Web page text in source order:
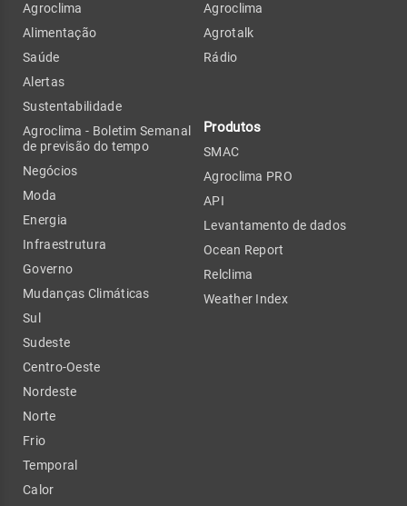
Agroclima
Alimentação
Saúde
Alertas
Sustentabilidade
Agroclima - Boletim Semanal
de previsão do tempo
Negócios
Moda
Energia
Infraestrutura
Governo
Mudanças Climáticas
Sul
Sudeste
Centro-Oeste
Nordeste
Norte
Frio
Temporal
Calor
Agroclima
Agrotalk
Rádio
Produtos
SMAC
Agroclima PRO
API
Levantamento de dados
Ocean Report
Relclima
Weather Index